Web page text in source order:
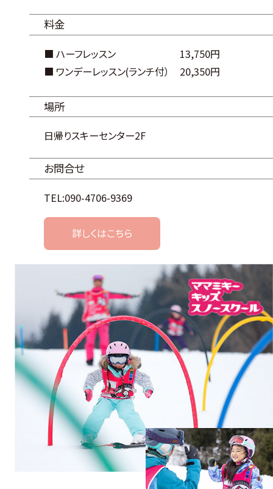
料金
■ ハーフレッスン
13,750円
■ ワンデーレッスン(ランチ付）
20,350円
場所
日帰りスキーセンター2F
お問合せ
TEL:090-4706-9369
詳しくはこちら